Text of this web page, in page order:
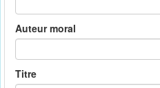
Auteur moral
Titre